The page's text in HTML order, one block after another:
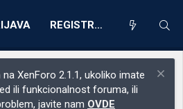
REGISTRACIJA
XenForo 2.1.1, ukoliko imate
ili funkcionalnost foruma, ili
javite nam OVDE